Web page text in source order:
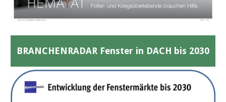
BRANCHENRADAR Fenster in DACH bis 2030